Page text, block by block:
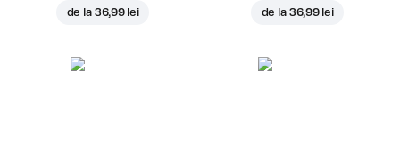
de la 36,99 lei de la 36,99 lei